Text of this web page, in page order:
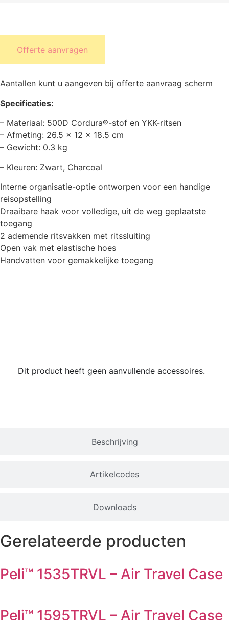
Offerte aanvragen
Aantallen kunt u aangeven bij offerte aanvraag scherm
Specificaties:
– Materiaal: 500D Cordura®-stof en YKK-ritsen
– Afmeting: 26.5 x 12 x 18.5 cm
– Gewicht: 0.3 kg
– Kleuren: Zwart, Charcoal
Interne organisatie-optie ontworpen voor een handige
reisopstelling
Draaibare haak voor volledige, uit de weg geplaatste
toegang
2 ademende ritsvakken met ritssluiting
Open vak met elastische hoes
Handvatten voor gemakkelijke toegang
Beschrijving
Artikelcodes
Downloads
Dit product heeft geen aanvullende accessoires.
Gerelateerde producten
Peli™ 1535TRVL – Air Travel Case
Peli™ 1595TRVL – Air Travel Case